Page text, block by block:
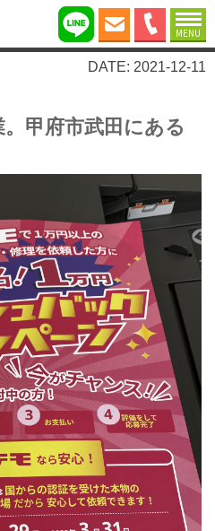
MENU
DATE: 2021-12-11
甲府市武田にある